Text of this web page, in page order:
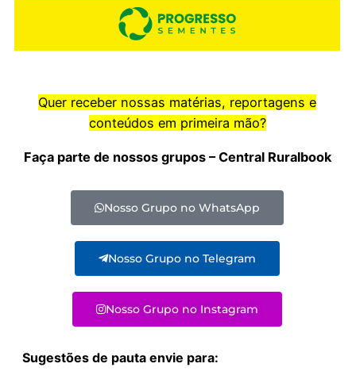
Quer receber nossas matérias, reportagens e
conteúdos em primeira mão?
Faça parte de nossos grupos – Central Ruralbook
Nosso Grupo no WhatsApp
Nosso Grupo no Telegram
Nosso Grupo no Instagram
Sugestões de pauta envie para: